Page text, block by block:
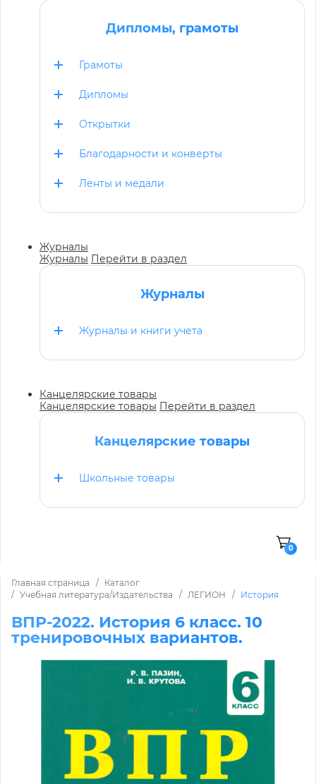
Дипломы, грамоты
Грамоты
Дипломы
Открытки
Благодарности и конверты
Ленты и медали
Журналы
Журналы Перейти в раздел
Журналы
Журналы и книги учета
Канцелярские товары
Канцелярские товары Перейти в раздел
Канцелярские товары
Школьные товары
0
Главная страница
Каталог
Учебная литература/Издательства
ЛЕГИОН История
ВПР-2022. История 6 класс. 10
тренировочных вариантов.